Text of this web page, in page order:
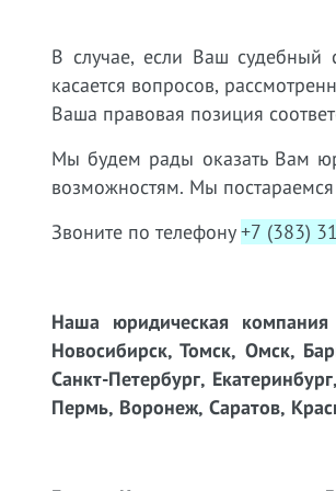
В случае, если Ваш судебный
касается вопросов,
Ваша правовая позиция
Мы будем рады оказать Вам
возможностям. Мы
Звоните по телефону+7 (383)
Наша юридическая
Новосибирск, Томск, Омск,
Санкт-Петербург,
Пермь, Воронеж, Саратов,